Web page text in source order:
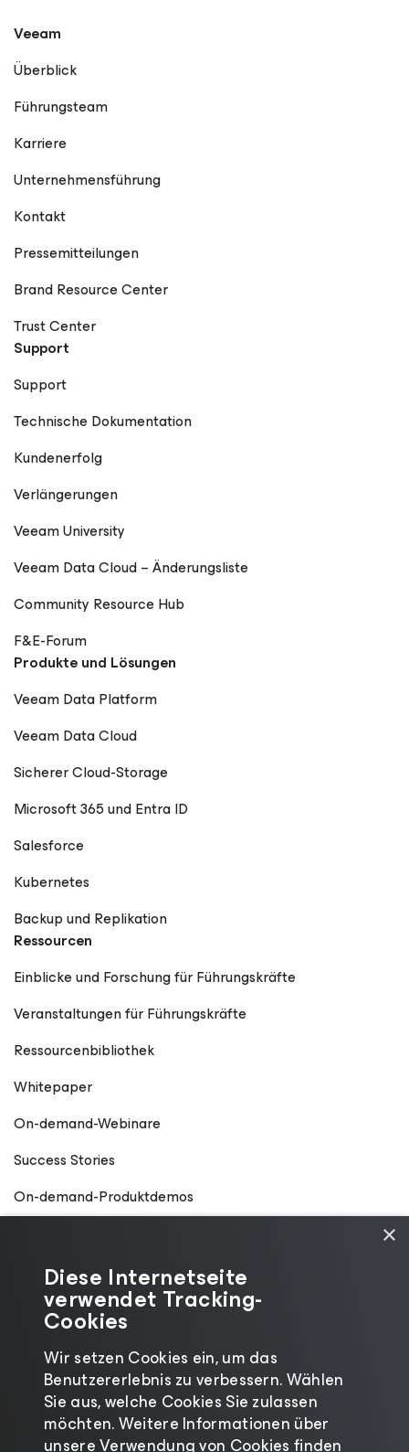
Veeam
Überblick
Führungsteam
Karriere
Unternehmensführung
Kontakt
Pressemitteilungen
Brand Resource Center
Trust Center
Support
Support
Technische Dokumentation
Kundenerfolg
Verlängerungen
Veeam University
Veeam Data Cloud – Änderungsliste
Community Resource Hub
F&E-Forum
Produkte und Lösungen
Veeam Data Platform
Veeam Data Cloud
Sicherer Cloud-Storage
Microsoft 365 und Entra ID
Salesforce
Kubernetes
Backup und Replikation
Ressourcen
Einblicke und Forschung für Führungskräfte
Veranstaltungen für Führungskräfte
Ressourcenbibliothek
Whitepaper
On-demand-Webinare
Success Stories
On-demand-Produktdemos
©2026 Veeam® Software | Datenschutzhinweis
×
Diese Internetseite
verwendet Tracking-
Cookies
Wir setzen Cookies ein, um das
Benutzererlebnis zu verbessern. Wählen
Sie aus, welche Cookies Sie zulassen
möchten. Weitere Informationen über
unsere Verwendung von Cookies finden